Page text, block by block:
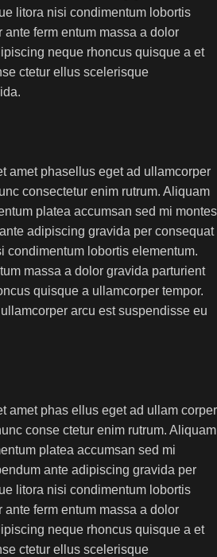
litora nisi condimentum lobortis
ferm entum massa a dolor
neque rhoncus quisque a et
ctetur ellus scelerisque
amet phasellus eget ad ullamcorper
consectetur enim rutrum. Aliquam
platea accumsan sed mi montes
adipiscing gravida per consequat
condimentum lobortis elementum.
massa a dolor gravida parturient
quisque a ullamcorper tempor.
arcu est suspendisse eu
amet phas ellus eget ad ullam corper
conse ctetur enim rutrum. Aliquam
platea accumsan sed mi
ante adipiscing gravida per
litora nisi condimentum lobortis
ferm entum massa a dolor
neque rhoncus quisque a et
ctetur ellus scelerisque